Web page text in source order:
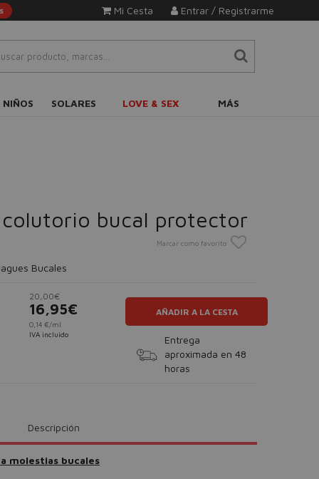
Entrar / Registrarme
Mi Cesta
NIÑOS SOLARES LOVE & SEX MÁS
bucal protector
Marcar como favorito
Bucales
20,00€
16,95€
0,14 €/ml
IVA incluido
AÑADIR A LA CESTA
Entrega
aproximada en 48
horas
Descripción
molestias bucales